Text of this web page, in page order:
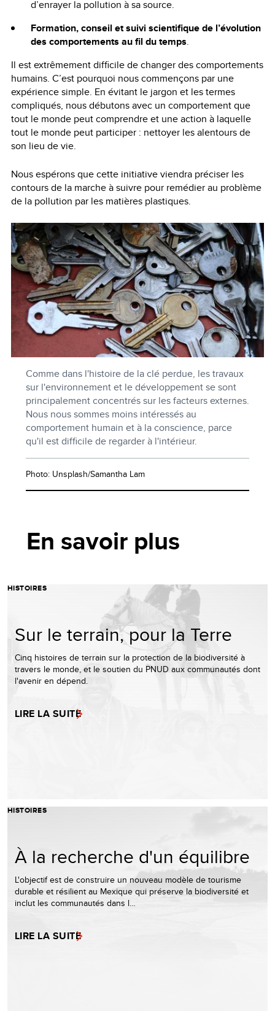
d’enrayer la pollution à sa source.
Formation, conseil et suivi scientifique de l’évolution
des comportements au fil du temps.
Il est extrêmement difficile de changer des comportements
humains. C’est pourquoi nous commençons par une
expérience simple. En évitant le jargon et les termes
compliqués, nous débutons avec un comportement que
tout le monde peut comprendre et une action à laquelle
tout le monde peut participer : nettoyer les alentours de
son lieu de vie.
Nous espérons que cette initiative viendra préciser les
contours de la marche à suivre pour remédier au problème
de la pollution par les matières plastiques.
Comme dans l'histoire de la clé perdue, les travaux
sur l'environnement et le développement se sont
principalement concentrés sur les facteurs externes.
Nous nous sommes moins intéressés au
comportement humain et à la conscience, parce
qu'il est difficile de regarder à l'intérieur.
Photo: Unsplash/Samantha Lam
En savoir plus
HISTOIRES
Sur le terrain, pour la Terre
Cinq histoires de terrain sur la protection de la biodiversité à
travers le monde, et le soutien du PNUD aux communautés dont
l'avenir en dépend.
LIRE LA SUITE
HISTOIRES
À la recherche d'un équilibre
L'objectif est de construire un nouveau modèle de tourisme
durable et résilient au Mexique qui préserve la biodiversité et
inclut les communautés dans l…
LIRE LA SUITE